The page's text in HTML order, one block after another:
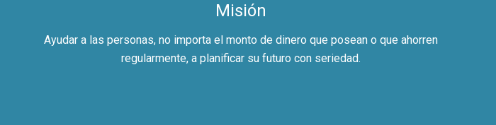
Misión
Ayudar a las personas, no importa el monto de dinero que posean o que ahorren
regularmente, a planificar su futuro con seriedad.